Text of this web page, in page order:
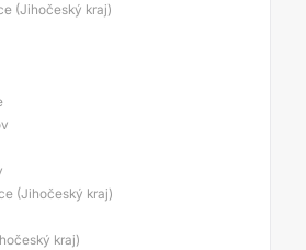
(Jihočeský kraj)
(Jihočeský kraj)
kraj)